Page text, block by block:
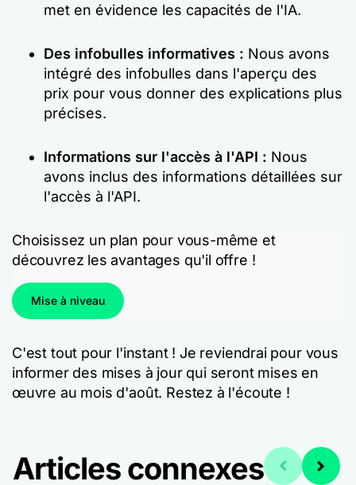
met en évidence les capacités de l'IA.
Des infobulles informatives : Nous avons
intégré des infobulles dans l'aperçu des
prix pour vous donner des explications plus
précises.
Informations sur l'accès à l'API : Nous
avons inclus des informations détaillées sur
l'accès à l'API.
Choisissez un plan pour vous-même et
découvrez les avantages qu'il offre !
Mise à niveau
C'est tout pour l'instant ! Je reviendrai pour vous
informer des mises à jour qui seront mises en
œuvre au mois d'août. Restez à l'écoute !
Articles connexes